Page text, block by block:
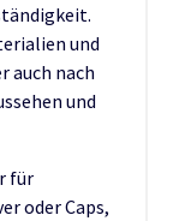
und
auch nach
und
für
oder Caps,